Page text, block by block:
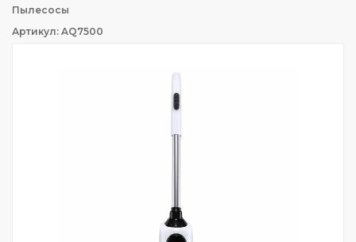
Пылесосы
Артикул: AQ7500